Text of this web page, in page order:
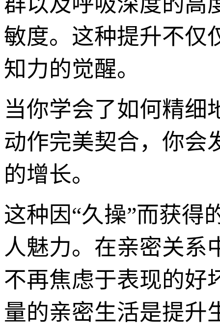
敏度。这种提升不仅
知力的觉醒。
当你学会了如何精细
动作完美契合，你会
的增长。
这种因“久操”而获得
人魅力。在亲密关系
不再焦虑于表现的好
量的亲密生活是提升